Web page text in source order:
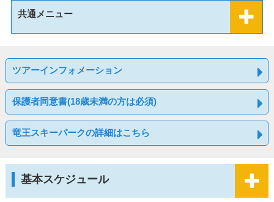
共通メニュー
ツアーインフォメーション
保護者同意書(18歳未満の方は必須)
竜王スキーパークの詳細はこちら
基本スケジュール